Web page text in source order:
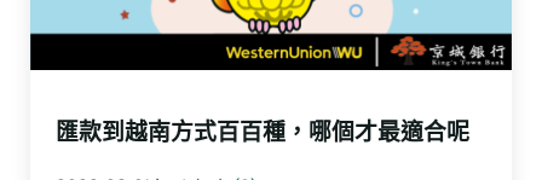
匯款到越南方式百百種，哪個才最適合呢